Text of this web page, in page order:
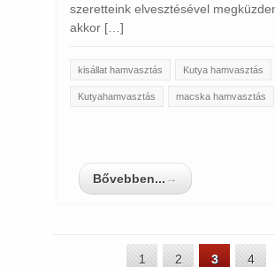
szeretteink elvesztésével
akkor […]
kisállat hamvasztás Kutya hamvasztás
Kutyahamvasztás macska hamvasztás
Bővebben... →
1 2 3 4